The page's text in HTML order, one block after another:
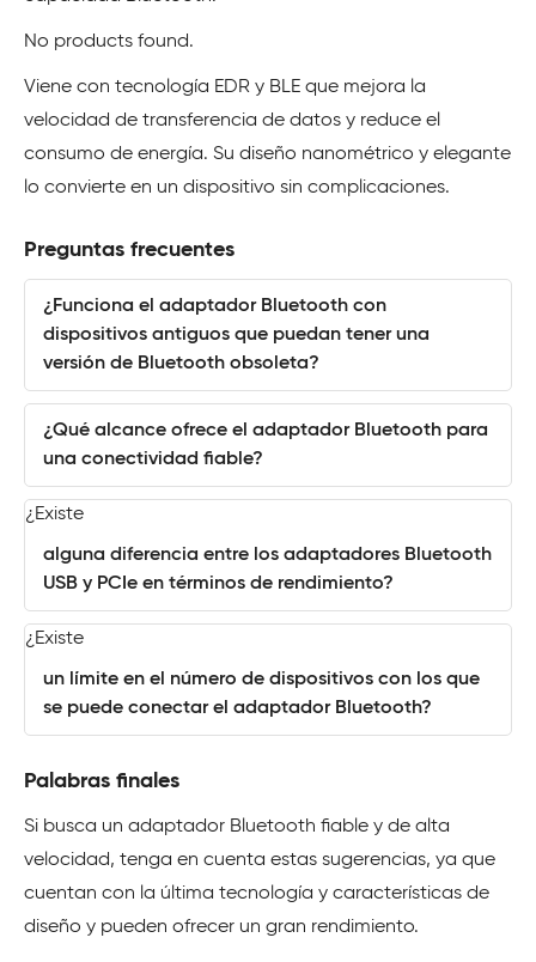
No products found.
Viene con tecnología EDR y BLE que mejora la
velocidad de transferencia de datos y reduce el
consumo de energía. Su diseño nanométrico y elegante
lo convierte en un dispositivo sin complicaciones.
Preguntas frecuentes
¿Funciona el adaptador Bluetooth con
dispositivos antiguos que puedan tener una
versión de Bluetooth obsoleta?
¿Qué alcance ofrece el adaptador Bluetooth para
una conectividad fiable?
¿Existe
alguna diferencia entre los adaptadores Bluetooth
USB y PCIe en términos de rendimiento?
¿Existe
un límite en el número de dispositivos con los que
se puede conectar el adaptador Bluetooth?
Palabras finales
Si busca un adaptador Bluetooth fiable y de alta
velocidad, tenga en cuenta estas sugerencias, ya que
cuentan con la última tecnología y características de
diseño y pueden ofrecer un gran rendimiento.